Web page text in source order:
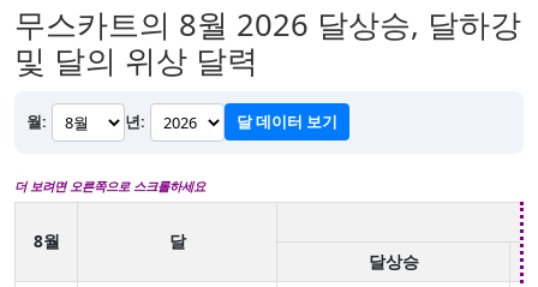
무스카트의 8월 2026 달상승, 달하강
및 달의 위상 달력
월: 년: 달 데이터 보기
더 보려면 오른쪽으로 스크롤하세요
8월
달
달상승